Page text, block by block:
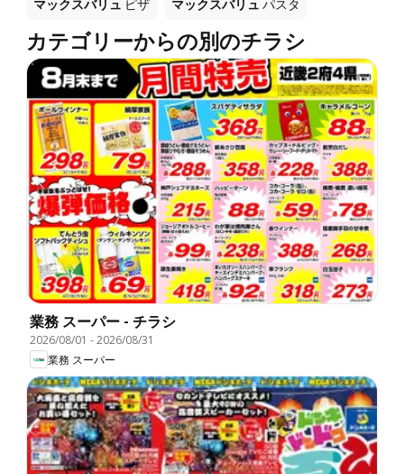
マックスバリュ ピザ マックスバリュ パスタ
カテゴリーからの別のチラシ
業務 スーパー - チラシ
2026/08/01 -2026/08/31
業務 スーパー